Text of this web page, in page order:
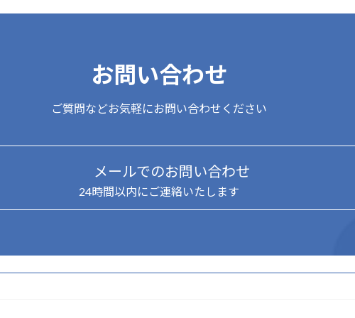
お問い合わせ
ご質問などお気軽にお問い合わせください
メールでのお問い合わせ
24時間以内にご連絡いたします